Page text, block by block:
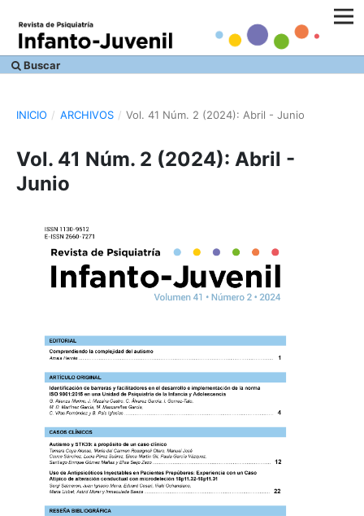
Buscar
INICIO / ARCHIVOS / Vol. 41 Núm. 2 (2024): Abril - Junio
Vol. 41 Núm. 2 (2024): Abril -
Junio